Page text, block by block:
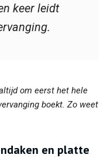
keer leidt
om eerst het hele
boekt. Zo weet
en platte